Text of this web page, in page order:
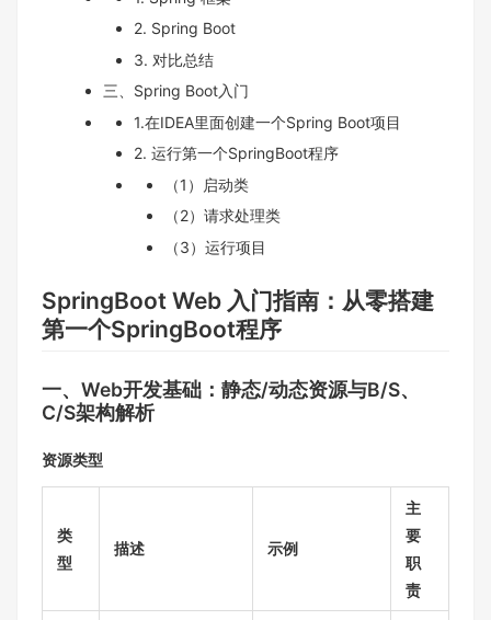
2. Spring Boot
3. 对比总结
三、Spring Boot入门
1.在IDEA里面创建一个Spring Boot项目
2. 运行第一个SpringBoot程序
（1）启动类
（2）请求处理类
（3）运行项目
SpringBoot Web 入门指南：从零搭建
第一个SpringBoot程序
一、Web开发基础：静态/动态资源与B/S、
C/S架构解析​
资源类型
类
型
描述 示例
主
要
职
责